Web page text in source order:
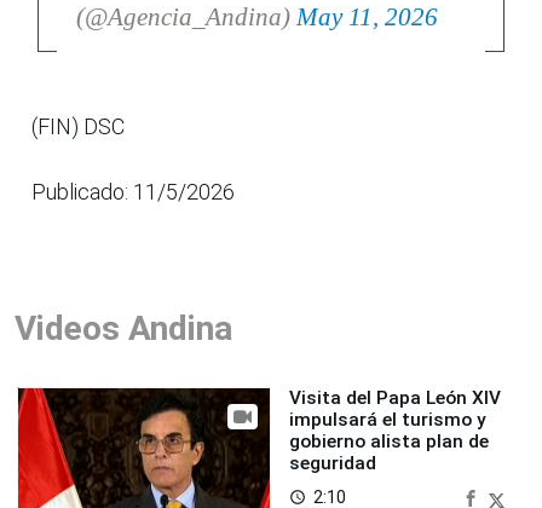
(@Agencia_Andina) May 11, 2026
(FIN) DSC
Publicado: 11/5/2026
Videos Andina
Visita del Papa León XIV
impulsará el turismo y
gobierno alista plan de
seguridad
access_time 2:10